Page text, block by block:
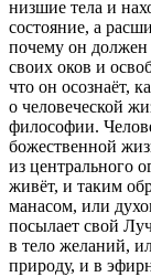
низшие тела и
состояние, а
почему он должен
своих оков и
что он осознаёт,
о человеческой
философии.
божественной
из центрального
живёт, и таким
манасом, или
посылает свой
в тело желаний,
природу, и в